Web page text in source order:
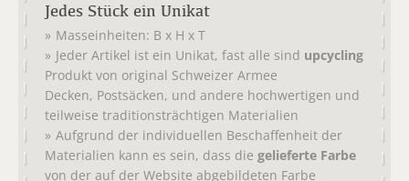
Jedes Stück ein Unikat
Masseinheiten: B x H x T
Jeder Artikel ist ein Unikat, fast alle sind upcycling
Produkt von original Schweizer Armee
Decken, Postsäcken, und andere hochwertigen und
teilweise traditionsträchtigen Materialien
Aufgrund der individuellen Beschaffenheit der
Materialien kann es sein, dass die gelieferte Farbe
von der auf der Website abgebildeten Farbe